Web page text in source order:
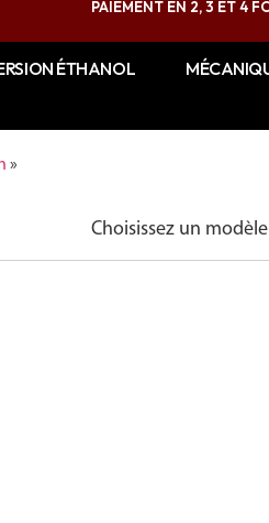
PAIEMENT EN 2, 3 ET 4
ÉTHANOL
»
Choisissez un modèle